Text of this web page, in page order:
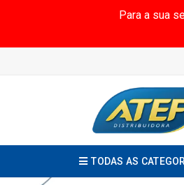
Para a sua
TODAS AS